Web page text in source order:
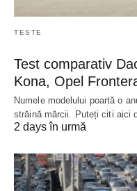
TESTE
Test comparativ
Kona, Opel
Numele modelului poartă o
străină mărcii. Puteți citi aici
2 days în urmă